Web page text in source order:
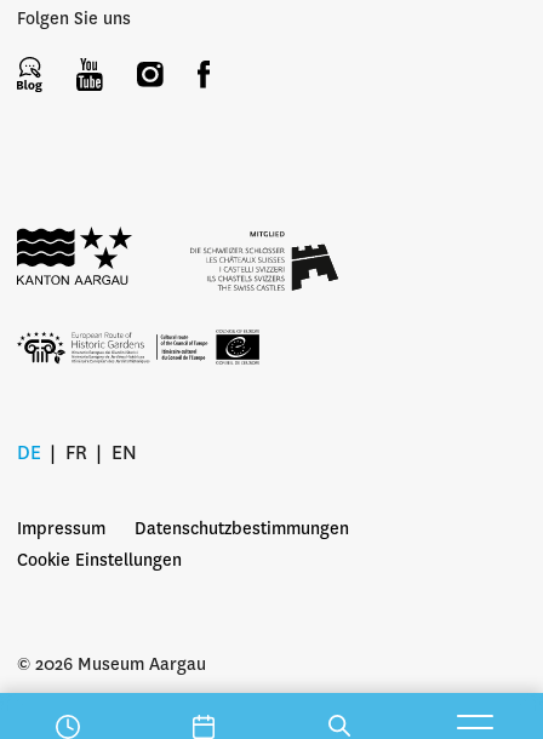
Folgen Sie uns
© 2026 Museum Aargau
DE FR EN
Impressum
Datenschutzbestimmungen
Cookie Einstellungen